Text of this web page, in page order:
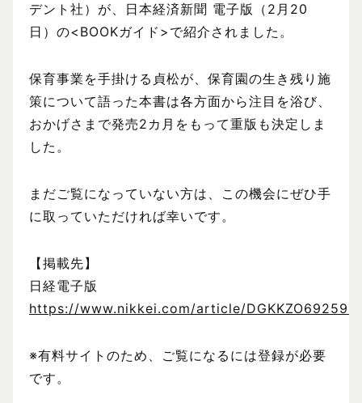
デント社）が、日本経済新聞 電子版（2月20
日）の<BOOKガイド>で紹介されました。
保育事業を手掛ける貞松が、保育園の生き残り施
策について語った本書は各方面から注目を浴び、
おかげさまで発売2カ月をもって重版も決定しま
した。
まだご覧になっていない方は、この機会にぜひ手
に取っていただければ幸いです。
【掲載先】
日経電子版
https://www.nikkei.com/article/
※有料サイトのため、ご覧になるには登録が必要
です。